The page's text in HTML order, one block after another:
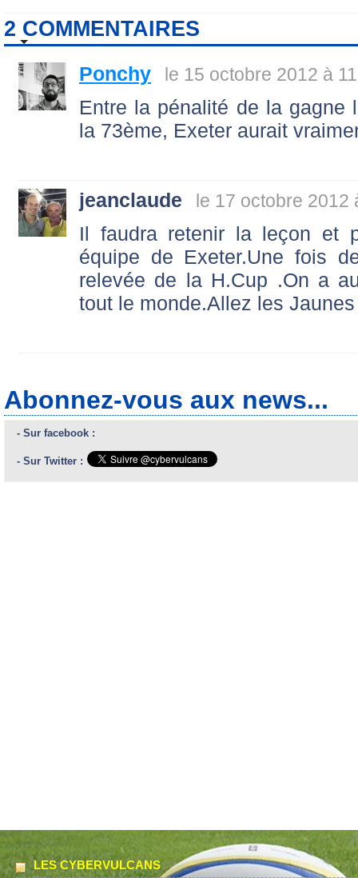
2 COMMENTAIRES
Ponchy le 15 octobre 2012 à
Entre la pénalité de la gagne
la 73ème, Exeter aurait
jeanclaude le 17 octobre 2012
Il faudra retenir la leçon et
équipe de Exeter.Une fois
relevée de la H.Cup .On a
tout le monde.Allez les
Abonnez-vous aux news...
- Sur facebook :
- Sur Twitter :
LES CYBERVULCANS